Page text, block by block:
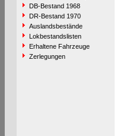
DB-Bestand 1968
DR-Bestand 1970
Auslandsbestände
Lokbestandslisten
Erhaltene Fahrzeuge
Zerlegungen